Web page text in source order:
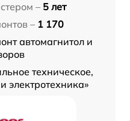
– 5 лет
– 1 170
автомагнитол и
техническое,
электротехника»